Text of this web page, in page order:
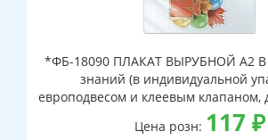
*ФБ-18090 ПЛАКАТ ВЫРУБНОЙ А2 В
знаний (в индивидуальной
европодвесом и клеевым клапаном,
ВД-лак)
Цена розн: 117 ₽